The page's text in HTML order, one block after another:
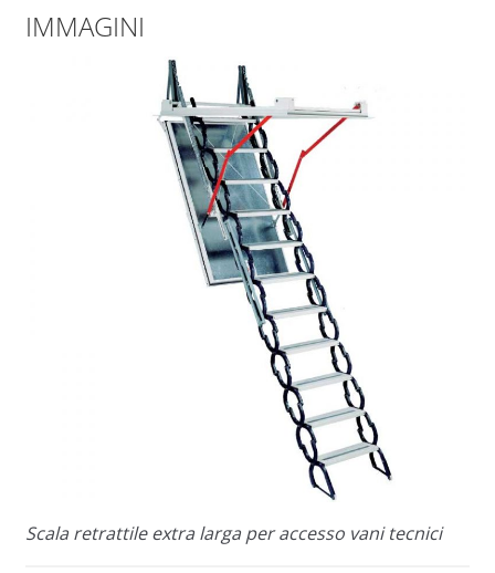
IMMAGINI
Scala retrattile extra larga per accesso vani tecnici